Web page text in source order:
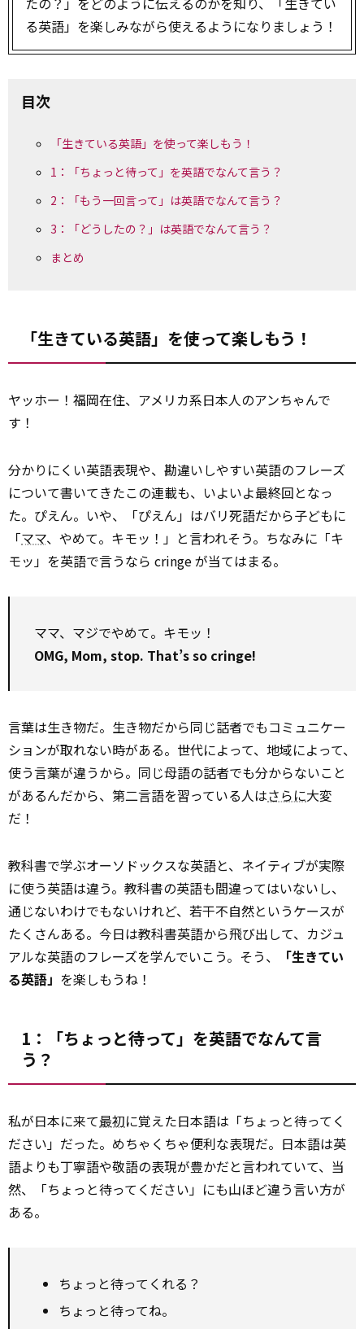
る英語」を楽しみながら使えるようになりましょう！
目次
「生きている英語」を使って楽しもう！
1：「ちょっと待って」を英語でなんて言う？
2：「もう一回言って」は英語でなんて言う？
3：「どうしたの？」は英語でなんて言う？
まとめ
「生きている英語」を使って楽しもう！
ヤッホー！福岡在住、アメリカ系日本人のアンちゃんで
す！
分かりにくい英語表現や、勘違いしやすい英語のフレーズ
について書いてきたこの連載も、いよいよ最終回となっ
た。ぴえん。いや、「ぴえん」はバリ死語だから子どもに
「ママ、やめて。キモッ！」と言われそう。ちなみに「キ
モッ」を英語で言うなら cringe が当てはまる。
ママ、マジでやめて。キモッ！
OMG, Mom, stop. That’s so cringe!
言葉は生き物だ。生き物だから同じ話者でもコミュニケー
ションが取れない時がある。世代によって、地域によって、
使う言葉が違うから。同じ母語の話者でも分からないこと
があるんだから、第二言語を習っている人はさらに大変
だ！
教科書で学ぶオーソドックスな英語と、ネイティブが実際
に使う英語は違う。教科書の英語も間違ってはいないし、
通じないわけでもないけれど、若干不自然というケースが
たくさんある。今日は教科書英語から飛び出して、カジュ
アルな英語のフレーズを学んでいこう。そう、
「生きてい
る英語」 を楽しもうね！
1：「ちょっと待って」を英語でなんて言
う？
私が日本に来て最初に覚えた日本語は「ちょっと待ってく
ださい」だった。めちゃくちゃ便利な表現だ。日本語は英
語よりも丁寧語や敬語の表現が豊かだと言われていて、当
然、「ちょっと待ってください」にも山ほど違う言い方が
ある。
ちょっと待ってくれる？
ちょっと待ってね。